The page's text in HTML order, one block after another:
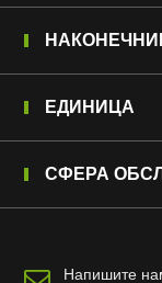
ЕДИНИЦА
СФЕРА
Напишите